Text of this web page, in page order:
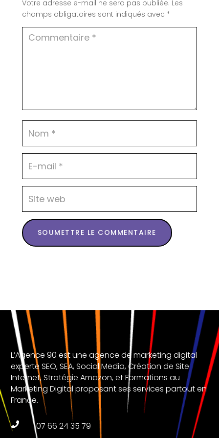
Votre adresse e-mail ne sera pas publiée. Les
champs obligatoires sont indiqués avec *
SOUMETTRE LE COMMENTAIRE
L’Agence 90 est une agence de marketing digital
experte SEO, SEA, Social Media, Création de Site
Internet, Stratégie Amazon, et Formations au
Marketing Digital proposant ses services partout en
France.
 07 66 24 35 79